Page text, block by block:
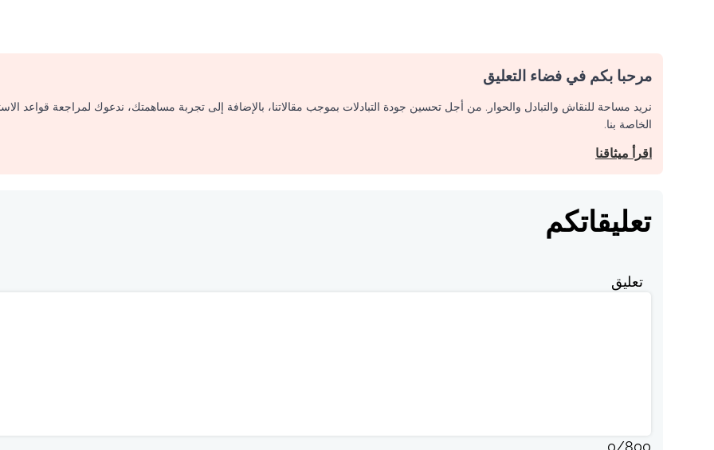
مرحبا بكم في فضاء التعليق
نريد مساحة للنقاش والتبادل والحوار. من أجل تحسين جودة التبادلات بموجب مقالاتنا، بالإضافة إلى تجربة مساهمتك، ندعوك لمراجعة قواعد
الخاصة بنا.
اقرأ ميثاقنا
تعليقاتكم
تعليق
0/800